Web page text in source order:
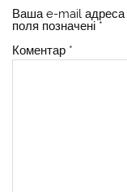
Ваша e-mail адреса
поля позначені *
Коментар *